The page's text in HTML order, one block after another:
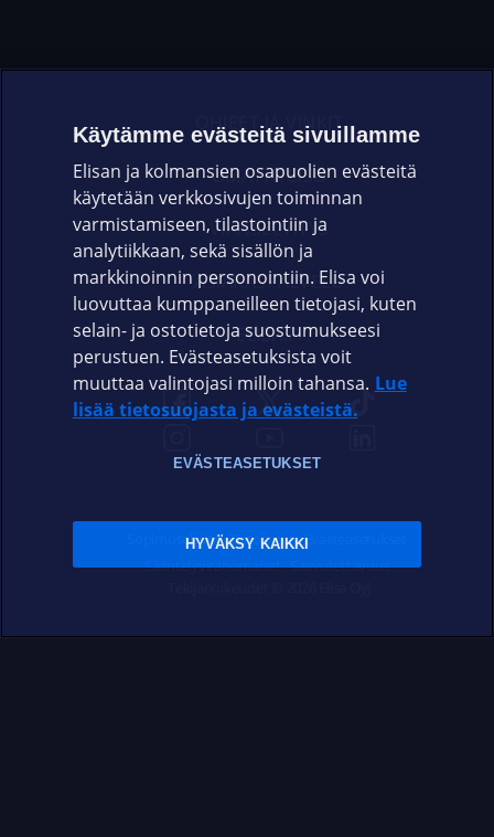
OHJEET JA VINKIT
OMAYHTEISÖ
VIANSELVITYS
ASIAKASPALVELU
ELISA.FI
Sopimusehdot Tietosuoja Evästeasetukset
Sääntelyviranomaiset Saavutettavuus
Käytämme evästeitä sivuillamme
Elisan ja kolmansien osapuolien evästeitä
käytetään verkkosivujen toiminnan
varmistamiseen, tilastointiin ja
analytiikkaan, sekä sisällön ja
markkinoinnin personointiin. Elisa voi
luovuttaa kumppaneilleen tietojasi, kuten
selain- ja ostotietoja suostumukseesi
perustuen. Evästeasetuksista voit
muuttaa valintojasi milloin tahansa. Lue
lisää tietosuojasta ja evästeistä.
EVÄSTEASETUKSET
HYVÄKSY KAIKKI